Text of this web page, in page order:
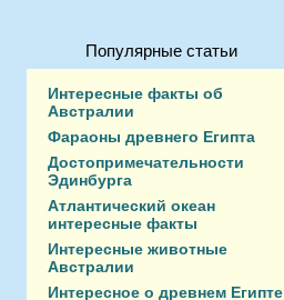
Популярные статьи
Интересные факты об
Австралии
Фараоны древнего Египта
Достопримечательности
Эдинбурга
Атлантический океан
интересные факты
Интересные животные
Австралии
Интересное о древнем Египте